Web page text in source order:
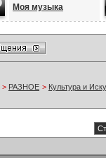
Моя музыка
> РАЗНОЕ > Культура и